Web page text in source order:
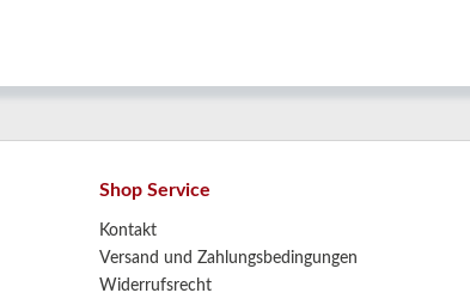
Shop Service
Kontakt
Versand und Zahlungsbedingungen
Widerrufsrecht